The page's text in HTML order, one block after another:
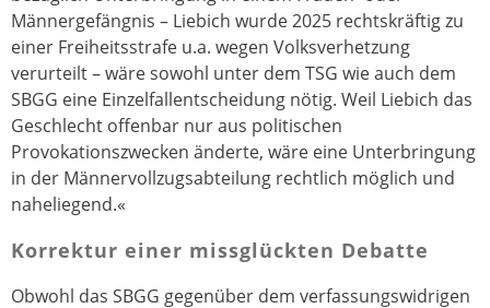
Männergefängnis – Liebich wurde 2025 rechtskräftig zu
einer Freiheitsstrafe u.a. wegen Volksverhetzung
verurteilt – wäre sowohl unter dem TSG wie auch dem
SBGG eine Einzelfallentscheidung nötig. Weil Liebich das
Geschlecht offenbar nur aus politischen
Provokationszwecken änderte, wäre eine Unterbringung
in der Männervollzugsabteilung rechtlich möglich und
naheliegend.«
Korrektur einer missglückten Debatte
Obwohl das SBGG gegenüber dem verfassungswidrigen